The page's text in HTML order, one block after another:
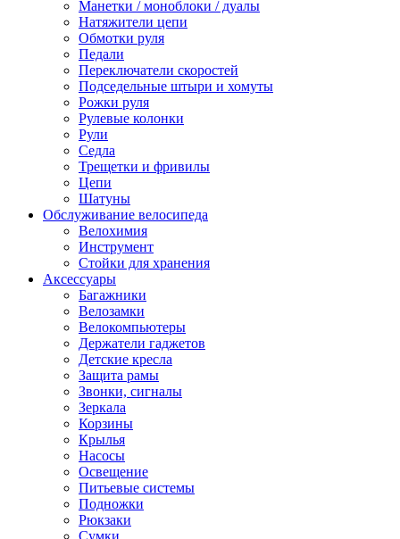
Манетки / моноблоки / дуалы
Натяжители цепи
Обмотки руля
Педали
Переключатели скоростей
Подседельные штыри и хомуты
Рожки руля
Рулевые колонки
Рули
Седла
Трещетки и фривилы
Цепи
Шатуны
Обслуживание велосипеда
Велохимия
Инструмент
Стойки для хранения
Аксессуары
Багажники
Велозамки
Велокомпьютеры
Держатели гаджетов
Детские кресла
Защита рамы
Звонки, сигналы
Зеркала
Корзины
Крылья
Насосы
Освещение
Питьевые системы
Подножки
Рюкзаки
Сумки